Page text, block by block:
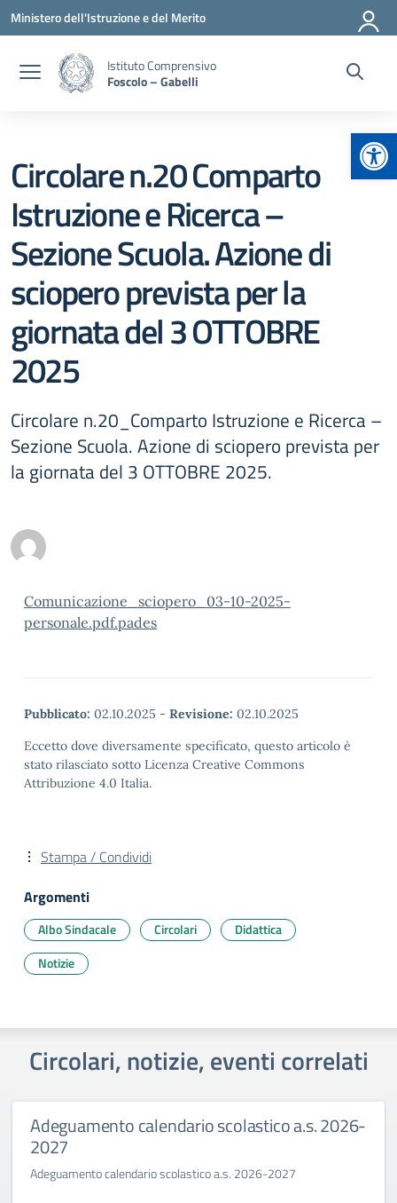
Vai ai contenuti
Vai al menu di navigazione
Vai al footer
Ministero dell'Istruzione e del Merito
Istituto Comprensivo
Foscolo – Gabelli
Circolare n.20 Comparto
Istruzione e Ricerca –
Sezione Scuola. Azione di
sciopero prevista per la
giornata del 3 OTTOBRE
2025
Circolare n.20_Comparto Istruzione e Ricerca –
Sezione Scuola. Azione di sciopero prevista per
la giornata del 3 OTTOBRE 2025.
Comunicazione_sciopero_03-10-2025-
personale.pdf.pades
Pubblicato: 02.10.2025 - Revisione: 02.10.2025
Eccetto dove diversamente specificato, questo articolo è
stato rilasciato sotto Licenza Creative Commons
Attribuzione 4.0 Italia.
Stampa / Condividi
Argomenti
Albo Sindacale Circolari
Didattica
Notizie
Circolari, notizie, eventi correlati
Adeguamento calendario scolastico a.s. 2026-
2027
Adeguamento calendario scolastico a.s. 2026-2027